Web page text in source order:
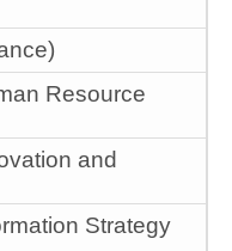
Resource
and
Strategy